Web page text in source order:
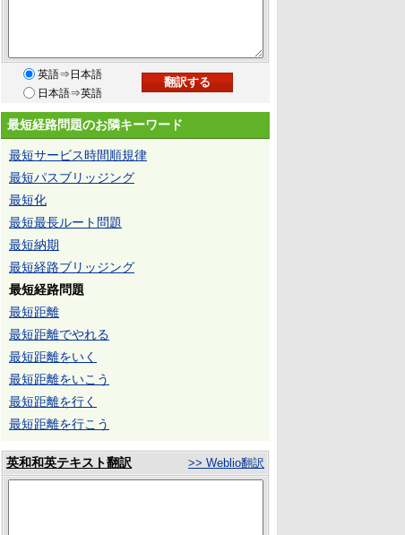
英語⇒日本語
日本語⇒英語
最短経路問題のお隣キーワード
最短サービス時間順規律
最短パスブリッジング
最短化
最短最長ルート問題
最短納期
最短経路ブリッジング
最短経路問題
最短距離
最短距離でやれる
最短距離をいく
最短距離をいこう
最短距離を行く
最短距離を行こう
英和和英テキスト翻訳 >> Weblio翻訳